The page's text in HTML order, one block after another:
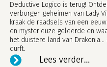
Deductive Logico is terug!
verborgen geheimen van Lady
kraak de raadsels van een
en mysterieuze geleerde en
het duistere land van Drakonia...
durft.
Lees verder...